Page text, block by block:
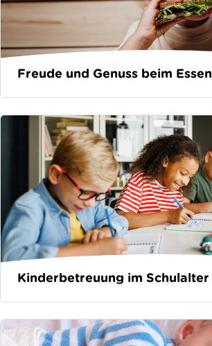
Freude und Genuss beim Essen
Kinderbetreuung im Schulalter